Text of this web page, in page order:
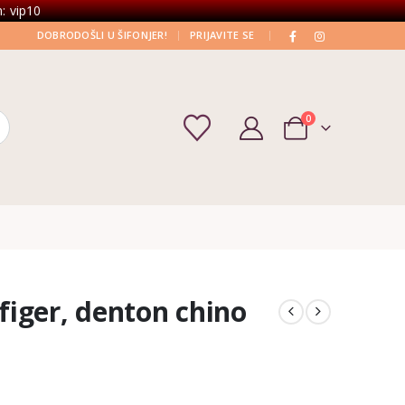
vip10
DOBRODOŠLI U ŠIFONJER! | PRIJAVITE SE |
0
denton chino